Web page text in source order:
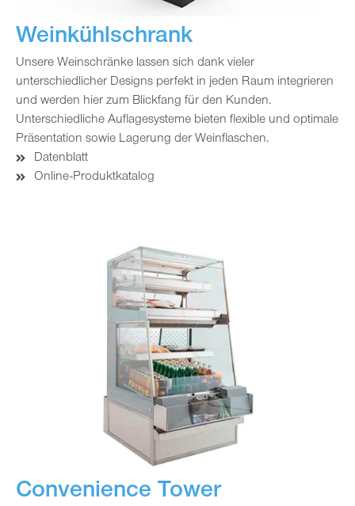
Weinkühlschrank
Unsere Weinschränke lassen sich dank vieler
unterschiedlicher Designs perfekt in jeden Raum integrieren
und werden hier zum Blickfang für den Kunden.
Unterschiedliche Auflagesysteme bieten flexible und optimale
Präsentation sowie Lagerung der Weinflaschen.
Datenblatt
Online-Produktkatalog
Convenience Tower